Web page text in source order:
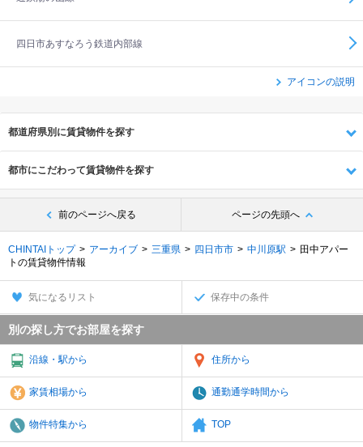
四日市あすなろう鉄道内部線
アイコンの説明
都道府県別に賃貸物件を探す
都市にこだわって賃貸物件を探す
前のページへ戻る ページの先頭へ
CHINTAIトップ アーカイブ 三重県 四日市市 中川原駅
田中アパー
トの賃貸物件情報
気になるリスト 保存中の条件
別の探し方でお部屋を探す
沿線・駅から 住所から
家賃相場から 通勤通学時間から
物件特集から TOP